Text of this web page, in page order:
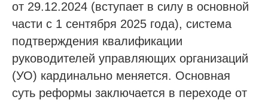
от 29.12.2024 (вступает в силу в основной
части с 1 сентября 2025 года), система
подтверждения квалификации
руководителей управляющих организаций
(УО) кардинально меняется. Основная
суть реформы заключается в переходе от